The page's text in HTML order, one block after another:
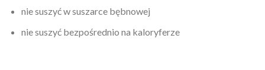
nie suszyć w suszarce bębnowej
nie suszyć bezpośrednio na kaloryferze